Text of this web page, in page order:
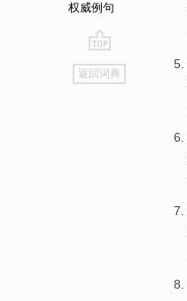
权威例句
go
top
返回词典